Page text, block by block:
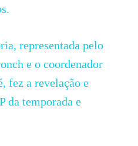
representada pelo
e o coordenador
fez a revelação e
da temporada e